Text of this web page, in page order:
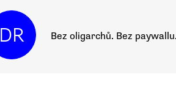
DR Bez oligarchů. Bez paywallu.